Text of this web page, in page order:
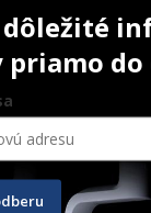
do